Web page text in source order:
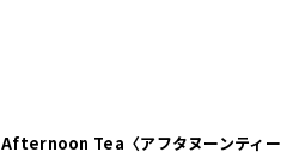
Afternoon Tea〈アフタヌーンティー